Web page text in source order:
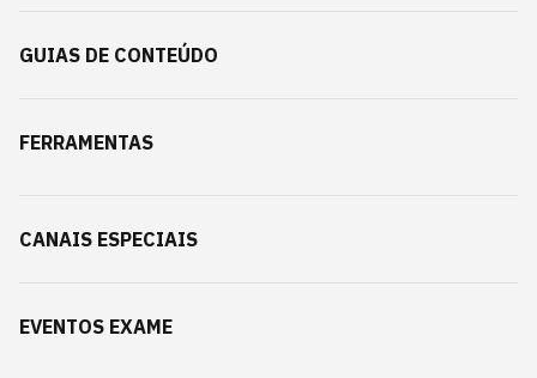
GUIAS DE CONTEÚDO
FERRAMENTAS
CANAIS ESPECIAIS
EVENTOS EXAME